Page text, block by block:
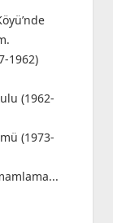
1962)
(1962-
(1973-